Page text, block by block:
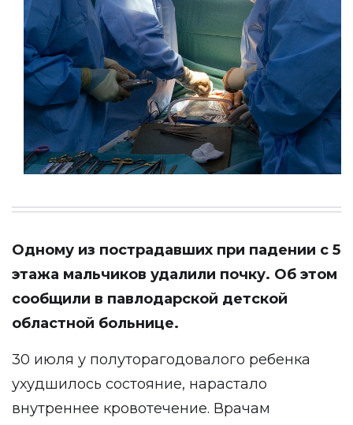
Одному из пострадавших при падении с 5
этажа мальчиков удалили почку. Об этом
сообщили в павлодарской детской
областной больнице.
30 июля у полуторагодовалого ребенка
ухудшилось состояние, нарастало
внутреннее кровотечение. Врачам